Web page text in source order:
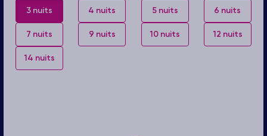
3 nuits 4 nuits 5 nuits 6 nuits
7 nuits 9 nuits 10 nuits 12 nuits
14 nuits